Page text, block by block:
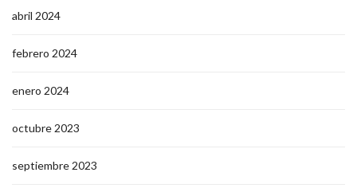
abril 2024
febrero 2024
enero 2024
octubre 2023
septiembre 2023